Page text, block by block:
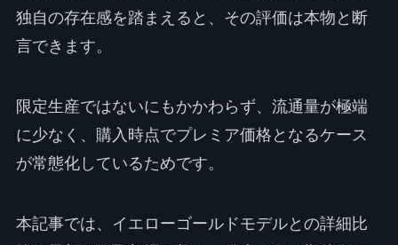
独自の存在感を踏まえると、その評価は本物と断
言できます。
限定生産ではないにもかかわらず、流通量が極端
に少なく、購入時点でプレミア価格となるケース
が常態化しているためです。
本記事では、イエローゴールドモデルとの詳細比